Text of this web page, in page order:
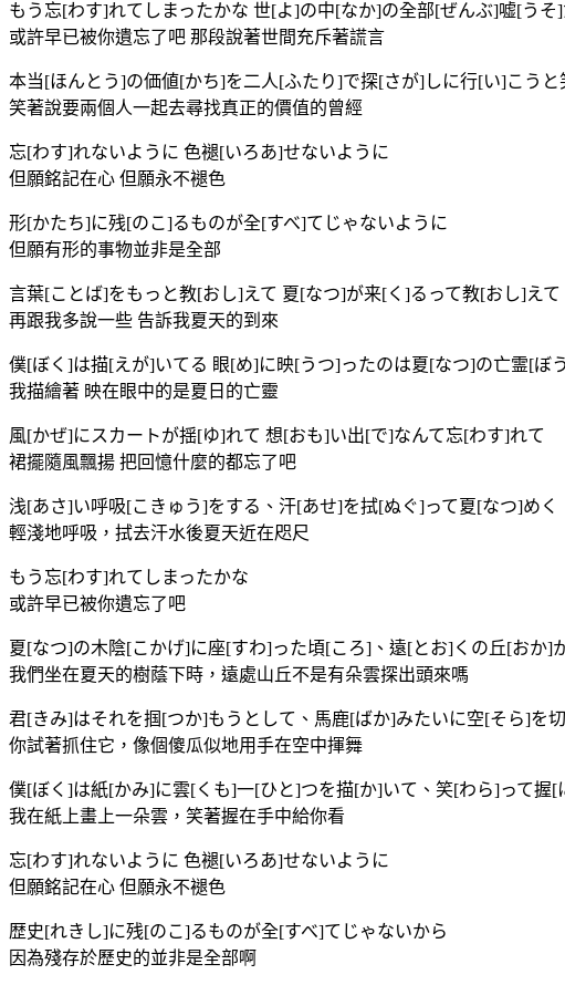
もう忘[わす]れてしまったかな 世[よ]の中[なか]の全部[ぜんぶ]嘘[うそ
或許早已被你遺忘了吧 那段說著世間充斥著謊言
本当[ほんとう]の価値[かち]を二人[ふたり]で探[さが]しに行[い]こうと
笑著說要兩個人一起去尋找真正的價值的曾經
忘[わす]れないように 色褪[いろあ]せないように
但願銘記在心 但願永不褪色
形[かたち]に残[のこ]るものが全[すべ]てじゃないように
但願有形的事物並非是全部
言葉[ことば]をもっと教[おし]えて 夏[なつ]が来[く]るって教[おし]えて
再跟我多說一些 告訴我夏天的到來
僕[ぼく]は描[えが]いてる 眼[め]に映[うつ]ったのは夏[なつ]の亡霊[ぼ
我描繪著 映在眼中的是夏日的亡靈
風[かぜ]にスカートが揺[ゆ]れて 想[おも]い出[で]なんて忘[わす]れて
裙擺隨風飄揚 把回憶什麼的都忘了吧
浅[あさ]い呼吸[こきゅう]をする、汗[あせ]を拭[ぬぐ]って夏[なつ]めく
輕淺地呼吸，拭去汗水後夏天近在咫尺
もう忘[わす]れてしまったかな
或許早已被你遺忘了吧
夏[なつ]の木陰[こかげ]に座[すわ]った頃[ころ]、遠[とお]くの丘[おか
我們坐在夏天的樹蔭下時，遠處山丘不是有朵雲探出頭來嗎
君[きみ]はそれを掴[つか]もうとして、馬鹿[ばか]みたいに空[そら]を
你試著抓住它，像個傻瓜似地用手在空中揮舞
僕[ぼく]は紙[かみ]に雲[くも]一[ひと]つを描[か]いて、笑[わら]って握[
我在紙上畫上一朵雲，笑著握在手中給你看
忘[わす]れないように 色褪[いろあ]せないように
但願銘記在心 但願永不褪色
歴史[れきし]に残[のこ]るものが全[すべ]てじゃないから
因為殘存於歷史的並非是全部啊